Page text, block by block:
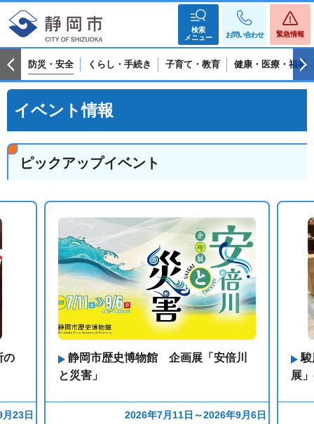
検索
メニュー
お問い合わせ 緊急情報
防災・安全 くらし・手続き 子育て・教育 健康・医療・福祉
イベント情報
ピックアップイベント
の
23日
静岡市歴史博物館 企画展「安倍川
と災害」
2026年7月11日～2026年9月6日
駿
展